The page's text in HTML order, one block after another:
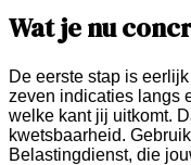
Wat je nu
De eerste stap is
zeven indicaties langs
welke kant jij uitkomt.
kwetsbaarheid.
Belastingdienst, die